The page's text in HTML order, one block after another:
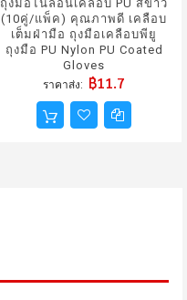
ถุงมือไนล่อนเคลือบ PU สีขาว
(10คู่/แพ็ค) คุณภาพดี เคลือบ
เต็มฝ่ามือ ถุงมือเคลือบพียู
ถุงมือ PU Nylon PU Coated
Gloves
ราคาส่ง ฿11.7